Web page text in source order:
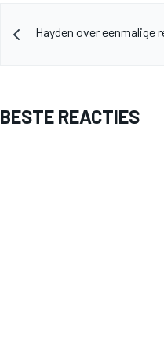
Hayden over eenmalige
BESTE REACTIES